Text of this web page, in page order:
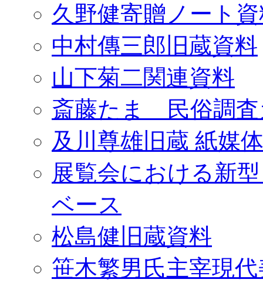
久野健寄贈ノート
中村傳三郎旧蔵資料
山下菊二関連資料
斎藤たま 民俗調査
及川尊雄旧蔵 紙媒
展覧会における新
ベース
松島健旧蔵資料
笹木繁男氏主宰現